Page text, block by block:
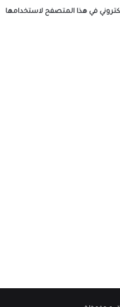
في هذا المتصفح لاستخدامها